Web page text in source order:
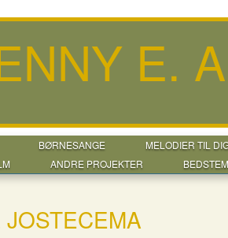
E.
BØRNESANGE
MELODIER TIL
ANDRE PROJEKTER